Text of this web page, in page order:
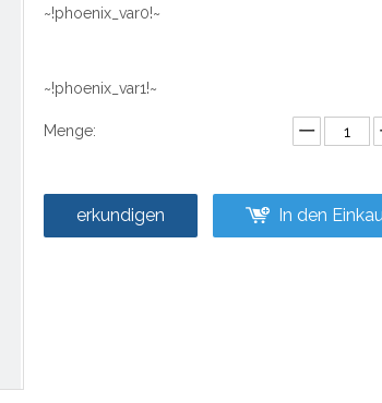
~!phoenix_var0!~
~!phoenix_var1!~
Menge:
erkundigen In den